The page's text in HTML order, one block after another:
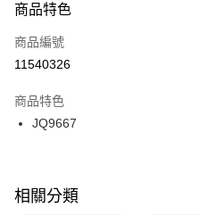
３．安心：先確認商品／服務後，再
【「AFTEE先享後付」結帳流程】
１．於結帳方式選擇「AFTEE先享後
２．訂單成立數日內，您將收到繳費
３．收到繳費通知簡訊後14天內，點
ATM／網路銀行／等多元方式進行付
※ 交易是否成功請以「AFTEE先享後
是否繳費成功／繳費後需取消欲退款
每筆NT$100，滿NT$1,500(含以
宅配
每筆NT$100，滿NT$1,500(含以
付款後門市自取
每筆NT$100，滿NT$1,500(含以
商品特色
商品編號
11540326
商品特色
JQ9667
相關分類